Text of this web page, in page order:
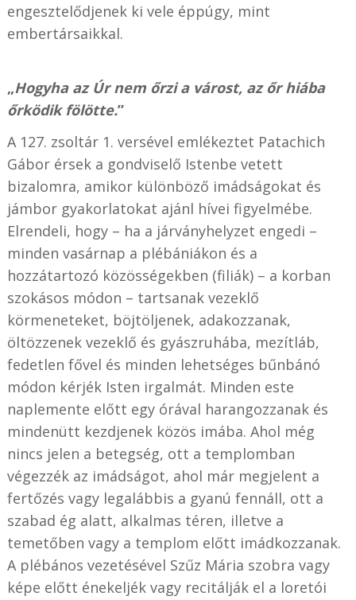
engesztelődjenek ki vele éppúgy, mint
embertársaikkal.
„Hogyha az Úr nem őrzi a várost, az őr hiába
őrködik fölötte.”
A 127. zsoltár 1. versével emlékeztet Patachich
Gábor érsek a gondviselő Istenbe vetett
bizalomra, amikor különböző imádságokat és
jámbor gyakorlatokat ajánl hívei figyelmébe.
Elrendeli, hogy – ha a járványhelyzet engedi –
minden vasárnap a plébániákon és a
hozzátartozó közösségekben (filiák) – a korban
szokásos módon – tartsanak vezeklő
körmeneteket, böjtöljenek, adakozzanak,
öltözzenek vezeklő és gyászruhába, mezítláb,
fedetlen fővel és minden lehetséges bűnbánó
módon kérjék Isten irgalmát. Minden este
naplemente előtt egy órával harangozzanak és
mindenütt kezdjenek közös imába. Ahol még
nincs jelen a betegség, ott a templomban
végezzék az imádságot, ahol már megjelent a
fertőzés vagy legalábbis a gyanú fennáll, ott a
szabad ég alatt, alkalmas téren, illetve a
temetőben vagy a templom előtt imádkozzanak.
A plébános vezetésével Szűz Mária szobra vagy
képe előtt énekeljék vagy recitálják el a loretói